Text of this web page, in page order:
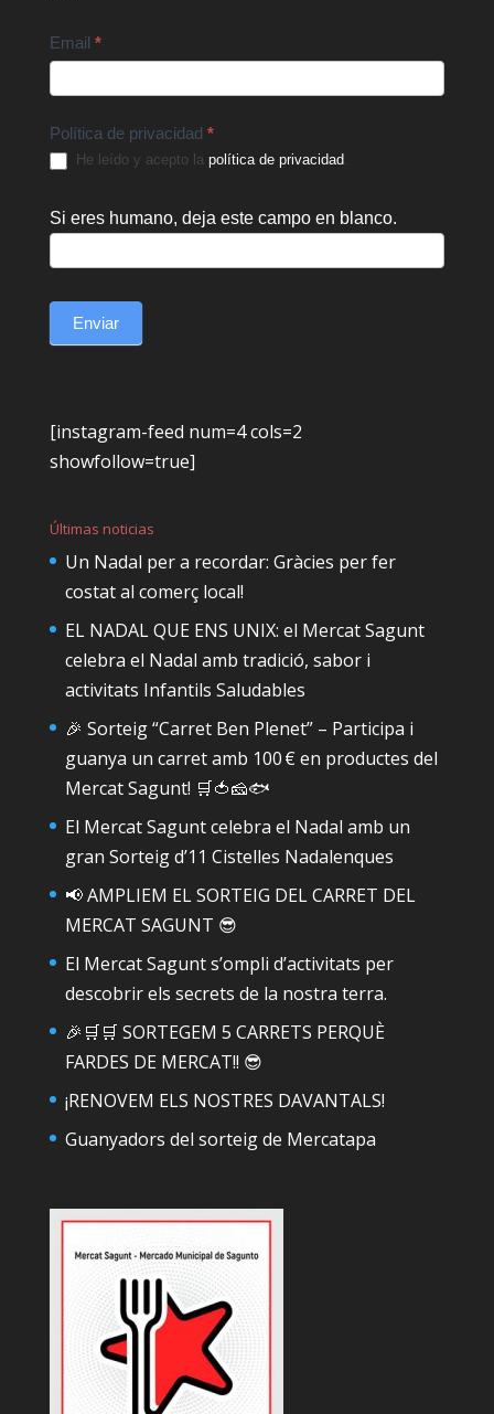
Email *
Política de privacidad *
He leído y acepto la política de privacidad.
Si eres humano, deja este campo en blanco.
Enviar
[instagram-feed num=4 cols=2
showfollow=true]
Últimas noticias
Un Nadal per a recordar: Gràcies per fer
costat al comerç local!
EL NADAL QUE ENS UNIX: el Mercat Sagunt
celebra el Nadal amb tradició, sabor i
activitats Infantils Saludables
🎉 Sorteig “Carret Ben Plenet” – Participa i
guanya un carret amb 100 € en productes del
Mercat Sagunt! 🛒🍅🧀🐟
El Mercat Sagunt celebra el Nadal amb un
gran Sorteig d’11 Cistelles Nadalenques
📢 AMPLIEM EL SORTEIG DEL CARRET DEL
MERCAT SAGUNT 😎
El Mercat Sagunt s’ompli d’activitats per
descobrir els secrets de la nostra terra.
🎉🛒🛒 SORTEGEM 5 CARRETS PERQUÈ
FARDES DE MERCAT!! 😎
¡RENOVEM ELS NOSTRES DAVANTALS!
Guanyadors del sorteig de Mercatapa